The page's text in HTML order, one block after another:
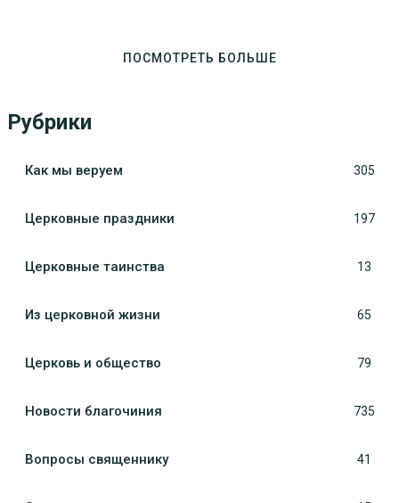
ПОСМОТРЕТЬ БОЛЬШЕ
Рубрики
Как мы веруем 305
Церковные праздники 197
Церковные таинства 13
Из церковной жизни 65
Церковь и общество 79
Новости благочиния 735
Вопросы священнику 41